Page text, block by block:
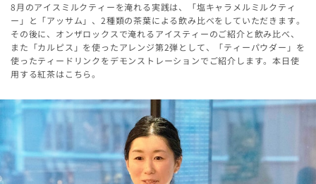
8月のアイスミルクティーを淹れる実践は、「塩キャラメルミルクティ
ー」と「アッサム」、2種類の茶葉による飲み比べをしていただきます。
その後に、オンザロックスで淹れるアイスティーのご紹介と飲み比べ、
また「カルピス」を使ったアレンジ第2弾として、「ティーパウダー」を
使ったティードリンクをデモンストレーションでご紹介します。本日使
用する紅茶はこちら。